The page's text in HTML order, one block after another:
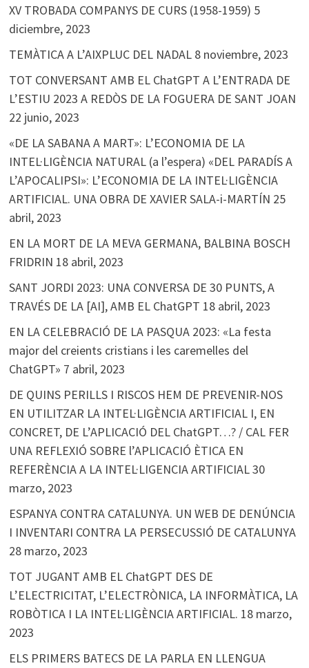
XV TROBADA COMPANYS DE CURS (1958-1959) 5
diciembre, 2023
TEMÀTICA A L’AIXPLUC DEL NADAL 8 noviembre, 2023
TOT CONVERSANT AMB EL ChatGPT A L’ENTRADA DE
L’ESTIU 2023 A REDÒS DE LA FOGUERA DE SANT JOAN
22 junio, 2023
«DE LA SABANA A MART»: L’ECONOMIA DE LA
INTEL·LIGÈNCIA NATURAL (a l’espera) «DEL PARADÍS A
L’APOCALIPSI»: L’ECONOMIA DE LA INTEL·LIGÈNCIA
ARTIFICIAL. UNA OBRA DE XAVIER SALA-i-MARTÍN 25
abril, 2023
EN LA MORT DE LA MEVA GERMANA, BALBINA BOSCH
FRIDRIN 18 abril, 2023
SANT JORDI 2023: UNA CONVERSA DE 30 PUNTS, A
TRAVÉS DE LA [AI], AMB EL ChatGPT 18 abril, 2023
EN LA CELEBRACIÓ DE LA PASQUA 2023: «La festa
major del creients cristians i les caremelles del
ChatGPT» 7 abril, 2023
DE QUINS PERILLS I RISCOS HEM DE PREVENIR-NOS
EN UTILITZAR LA INTEL·LIGÈNCIA ARTIFICIAL I, EN
CONCRET, DE L’APLICACIÓ DEL ChatGPT…? / CAL FER
UNA REFLEXIÓ SOBRE l’APLICACIÓ ÈTICA EN
REFERÈNCIA A LA INTEL·LIGENCIA ARTIFICIAL30
marzo, 2023
ESPANYA CONTRA CATALUNYA. UN WEB DE DENÚNCIA
I INVENTARI CONTRA LA PERSECUSSIÓ DE CATALUNYA
28 marzo, 2023
TOT JUGANT AMB EL ChatGPT DES DE
L’ELECTRICITAT, L’ELECTRÒNICA, LA INFORMÀTICA, LA
ROBÒTICA I LA INTEL·LIGÈNCIA ARTIFICIAL. 18 marzo,
2023
ELS PRIMERS BATECS DE LA PARLA EN LLENGUA